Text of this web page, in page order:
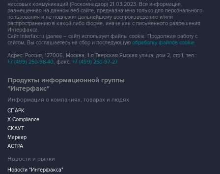
массовых коммуникаций (Роскомнадзор) 21.03.2023. Вся информация,
размещенная на данном веб-сайте, предназначена только для персонального
пользования и не подлежит дальнейшему воспроизведению и/или
распространению в какой-либо форме, иначе как с письменного разрешения
Интерфакса.
Сайт Interfax.ru (далее – сайт) использует файлы cookie. Продолжая работу с
сайтом, Вы соглашаетесь на сбор и последующую обработку файлов cookie.
Адрес: Россия, 127006, Москва, 1-я Тверская-Ямская улица, дом 2, стр.1, тел.:
+7 (499) 250-98-40, факс: +7 (499) 250-97-27
Продукты информационной группы
"Интерфакс"
Информация о компаниях, товарах и людях
СПАРК
X-Compliance
СКАУТ
Маркер
АСТРА
Новости и рынки
Новости "Интерфакса"